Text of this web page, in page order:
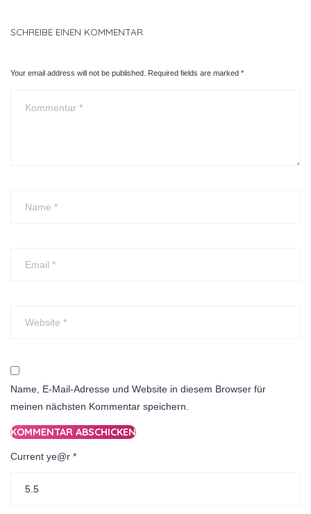
SCHREIBE EINEN KOMMENTAR
Your email address will not be published. Required fields are marked *
Name, E-Mail-Adresse und Website in diesem Browser für
meinen nächsten Kommentar speichern.
Current ye@r *